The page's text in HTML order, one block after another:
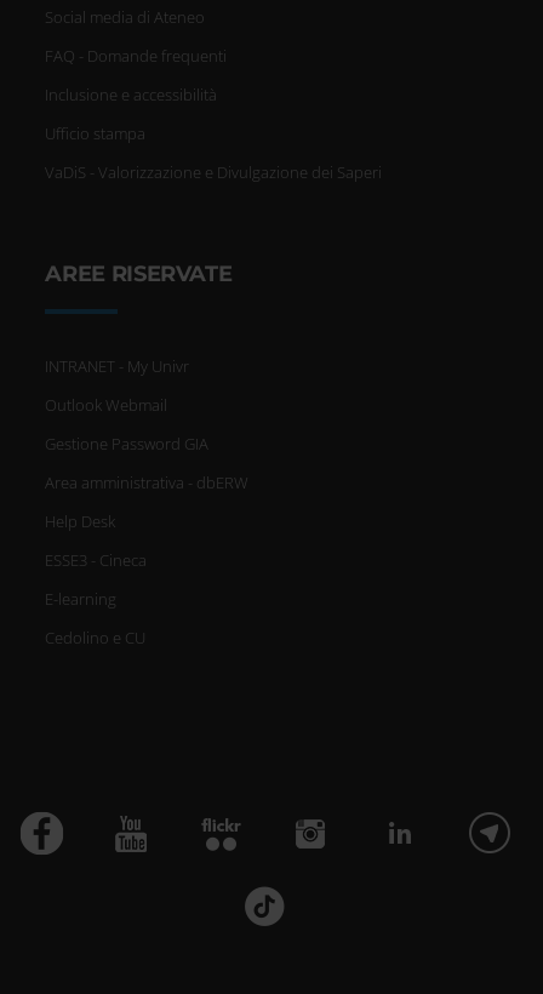
Social media di Ateneo
FAQ - Domande frequenti
Inclusione e accessibilità
Ufficio stampa
VaDiS - Valorizzazione e Divulgazione dei Saperi
AREE RISERVATE
INTRANET - My Univr
Outlook Webmail
Gestione Password GIA
Area amministrativa - dbERW
Help Desk
ESSE3 - Cineca
E-learning
Cedolino e CU